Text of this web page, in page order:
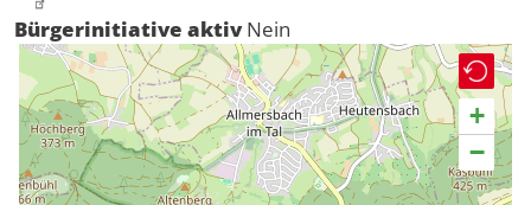
Bürgerinitiative aktiv Nein
+
−